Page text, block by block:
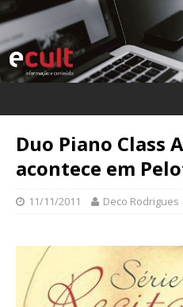
Duo Piano Class
acontece em
11/11/2011 Deco Rodrigues